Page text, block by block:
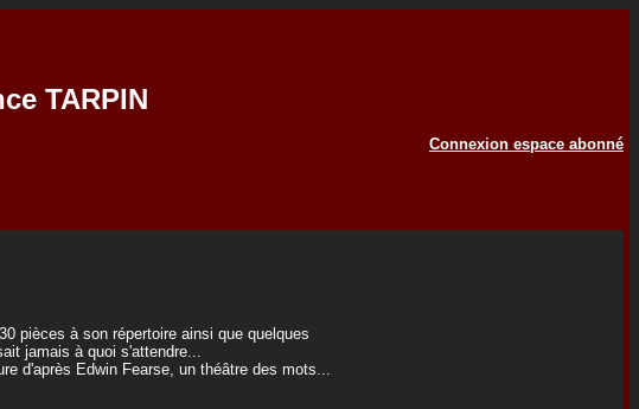
TARPIN
Connexion espace abonné
pièces à son répertoire ainsi que quelques
jamais à quoi s'attendre...
d'après Edwin Fearse, un théâtre des mots...